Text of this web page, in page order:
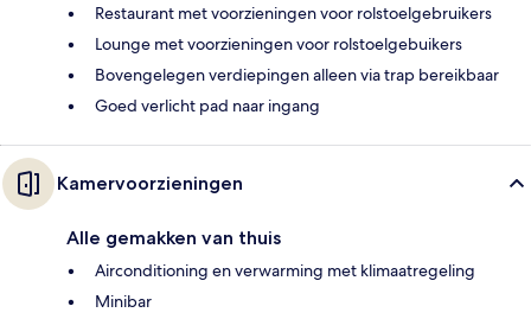
Restaurant met voorzieningen voor rolstoelgebruikers
Lounge met voorzieningen voor rolstoelgebuikers
Bovengelegen verdiepingen alleen via trap bereikbaar
Goed verlicht pad naar ingang
Kamervoorzieningen
Alle gemakken van thuis
Airconditioning en verwarming met klimaatregeling
Minibar